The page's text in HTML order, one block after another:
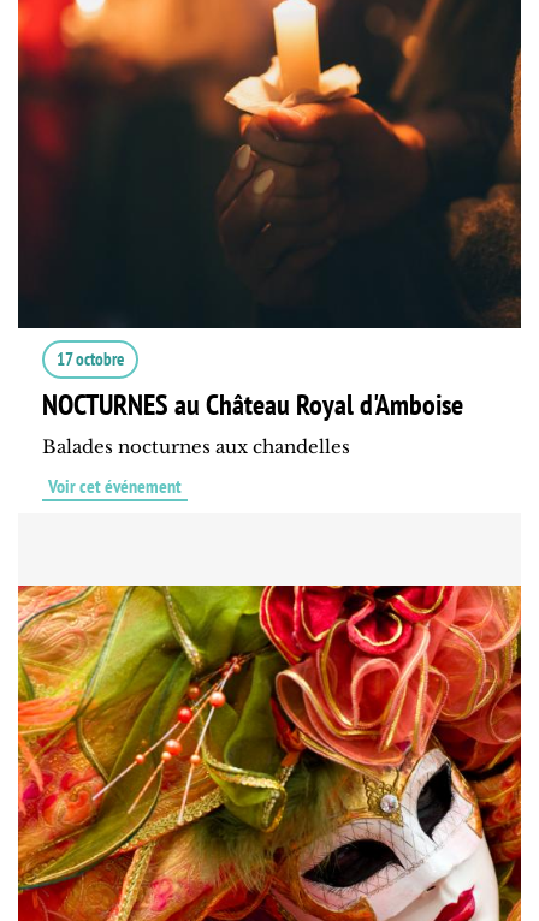
17 octobre
NOCTURNES au Château Royal d'Amboise
Balades nocturnes aux chandelles
Voir cet événement